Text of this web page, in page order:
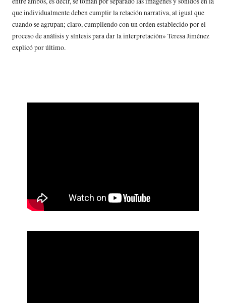
que individualmente deben cumplir la relación narrativa, al igual que
cuando se agrupan; claro, cumpliendo con un orden establecido por el
proceso de análisis y síntesis para dar la interpretación» Teresa Jiménez
explicó por último.